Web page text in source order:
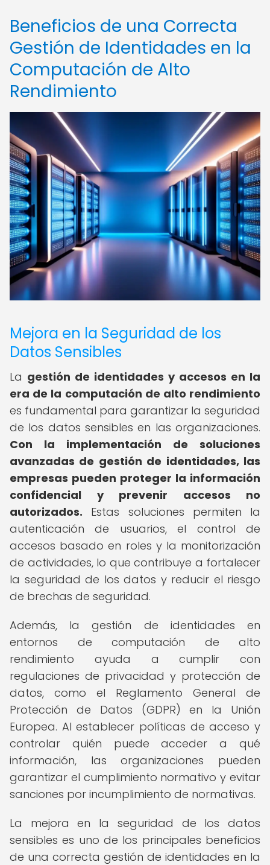
Beneficios de una Correcta
Gestión de Identidades en la
Computación de Alto
Rendimiento
Mejora en la Seguridad de los
Datos Sensibles
La gestión de identidades y accesos en la
era de la computación de alto rendimiento
es fundamental para garantizar la seguridad
de los datos sensibles en las organizaciones.
Con la implementación de soluciones
avanzadas de gestión de identidades, las
empresas pueden proteger la información
confidencial y prevenir accesos no
autorizados. Estas soluciones permiten la
autenticación de usuarios, el control de
accesos basado en roles y la monitorización
de actividades, lo que contribuye a fortalecer
la seguridad de los datos y reducir el riesgo
de brechas de seguridad.
Además, la gestión de identidades en
entornos de computación de alto
rendimiento ayuda a cumplir con
regulaciones de privacidad y protección de
datos, como el Reglamento General de
Protección de Datos (GDPR) en la Unión
Europea. Al establecer políticas de acceso y
controlar quién puede acceder a qué
información, las organizaciones pueden
garantizar el cumplimiento normativo y evitar
sanciones por incumplimiento de normativas.
La mejora en la seguridad de los datos
sensibles es uno de los principales beneficios
de una correcta gestión de identidades en la